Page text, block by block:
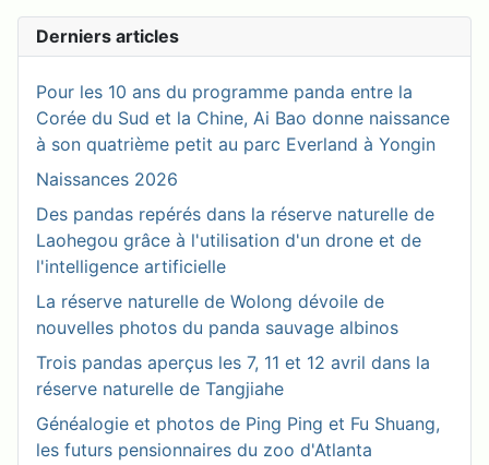
Derniers articles
Pour les 10 ans du programme panda entre la
Corée du Sud et la Chine, Ai Bao donne naissance
à son quatrième petit au parc Everland à Yongin
Naissances 2026
Des pandas repérés dans la réserve naturelle de
Laohegou grâce à l'utilisation d'un drone et de
l'intelligence artificielle
La réserve naturelle de Wolong dévoile de
nouvelles photos du panda sauvage albinos
Trois pandas aperçus les 7, 11 et 12 avril dans la
réserve naturelle de Tangjiahe
Généalogie et photos de Ping Ping et Fu Shuang,
les futurs pensionnaires du zoo d'Atlanta